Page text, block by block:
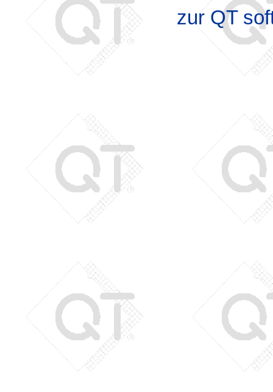
zur QT